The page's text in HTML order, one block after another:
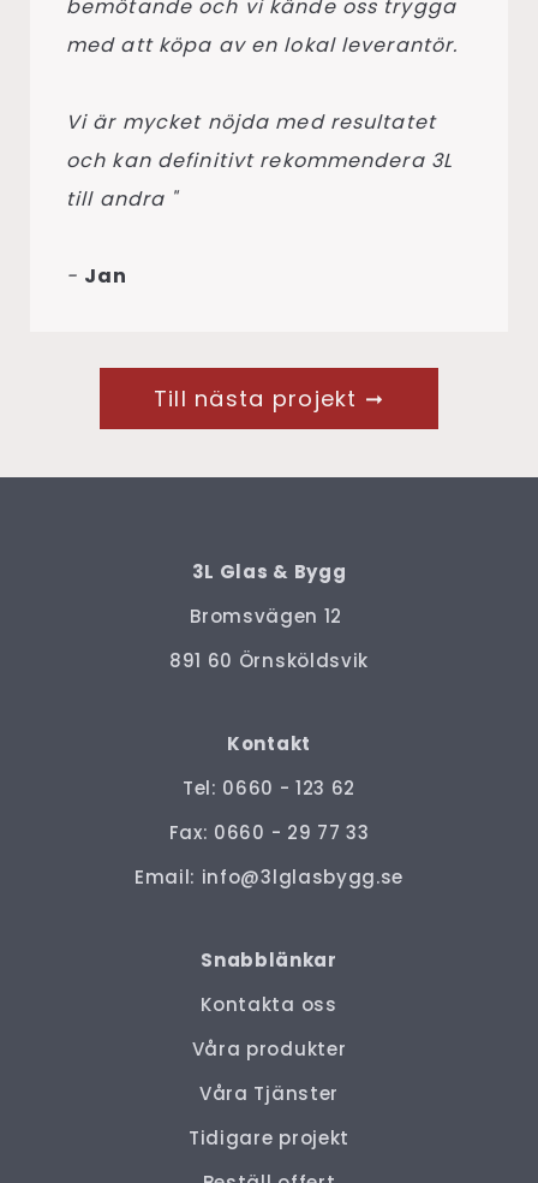
bemötande och vi kände oss trygga
med att köpa av en lokal leverantör.
Vi är mycket nöjda med resultatet
och kan definitivt rekommendera 3L
till andra "
- Jan
Till nästa projekt ➞
3L Glas & Bygg
Bromsvägen 12
891 60 Örnsköldsvik
Kontakt
Tel: 0660 - 123 62
Fax: 0660 - 29 77 33
Email: info@3lglasbygg.se
Snabblänkar
Kontakta oss
Våra produkter
Våra Tjänster
Tidigare projekt